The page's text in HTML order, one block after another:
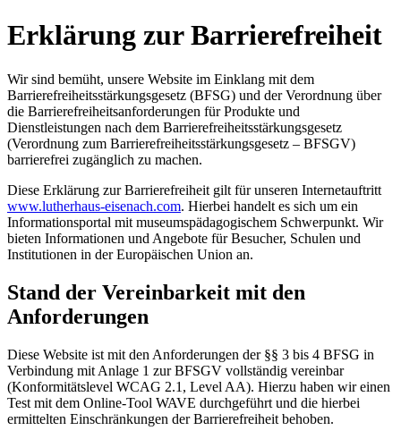
Erklärung zur Barrierefreiheit
Wir sind bemüht, unsere Website im Einklang mit dem
Barrierefreiheitsstärkungsgesetz (BFSG) und der Verordnung über
die Barrierefreiheitsanforderungen für Produkte und
Dienstleistungen nach dem Barrierefreiheitsstärkungsgesetz
(Verordnung zum Barrierefreiheitsstärkungsgesetz – BFSGV)
barrierefrei zugänglich zu machen.
Diese Erklärung zur Barrierefreiheit gilt für unseren Internetauftritt
www.lutherhaus-eisenach.com. Hierbei handelt es sich um ein
Informationsportal mit museumspädagogischem Schwerpunkt. Wir
bieten Informationen und Angebote für Besucher, Schulen und
Institutionen in der Europäischen Union an.
Stand der Vereinbarkeit mit den
Anforderungen
Diese Website ist mit den Anforderungen der §§ 3 bis 4 BFSG in
Verbindung mit Anlage 1 zur BFSGV vollständig vereinbar
(Konformitätslevel WCAG 2.1, Level AA). Hierzu haben wir einen
Test mit dem Online-Tool WAVE durchgeführt und die hierbei
ermittelten Einschränkungen der Barrierefreiheit behoben.